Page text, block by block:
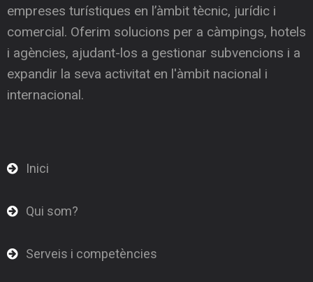
empreses turístiques en l’àmbit tècnic, jurídic i
comercial. Oferim solucions per a càmpings, hotels
i agències, ajudant-los a gestionar subvencions i a
expandir la seva activitat en l'àmbit nacional i
internacional.
Inici
Qui som?
Serveis i competències